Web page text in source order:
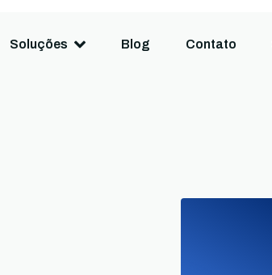
Soluções Blog Contato